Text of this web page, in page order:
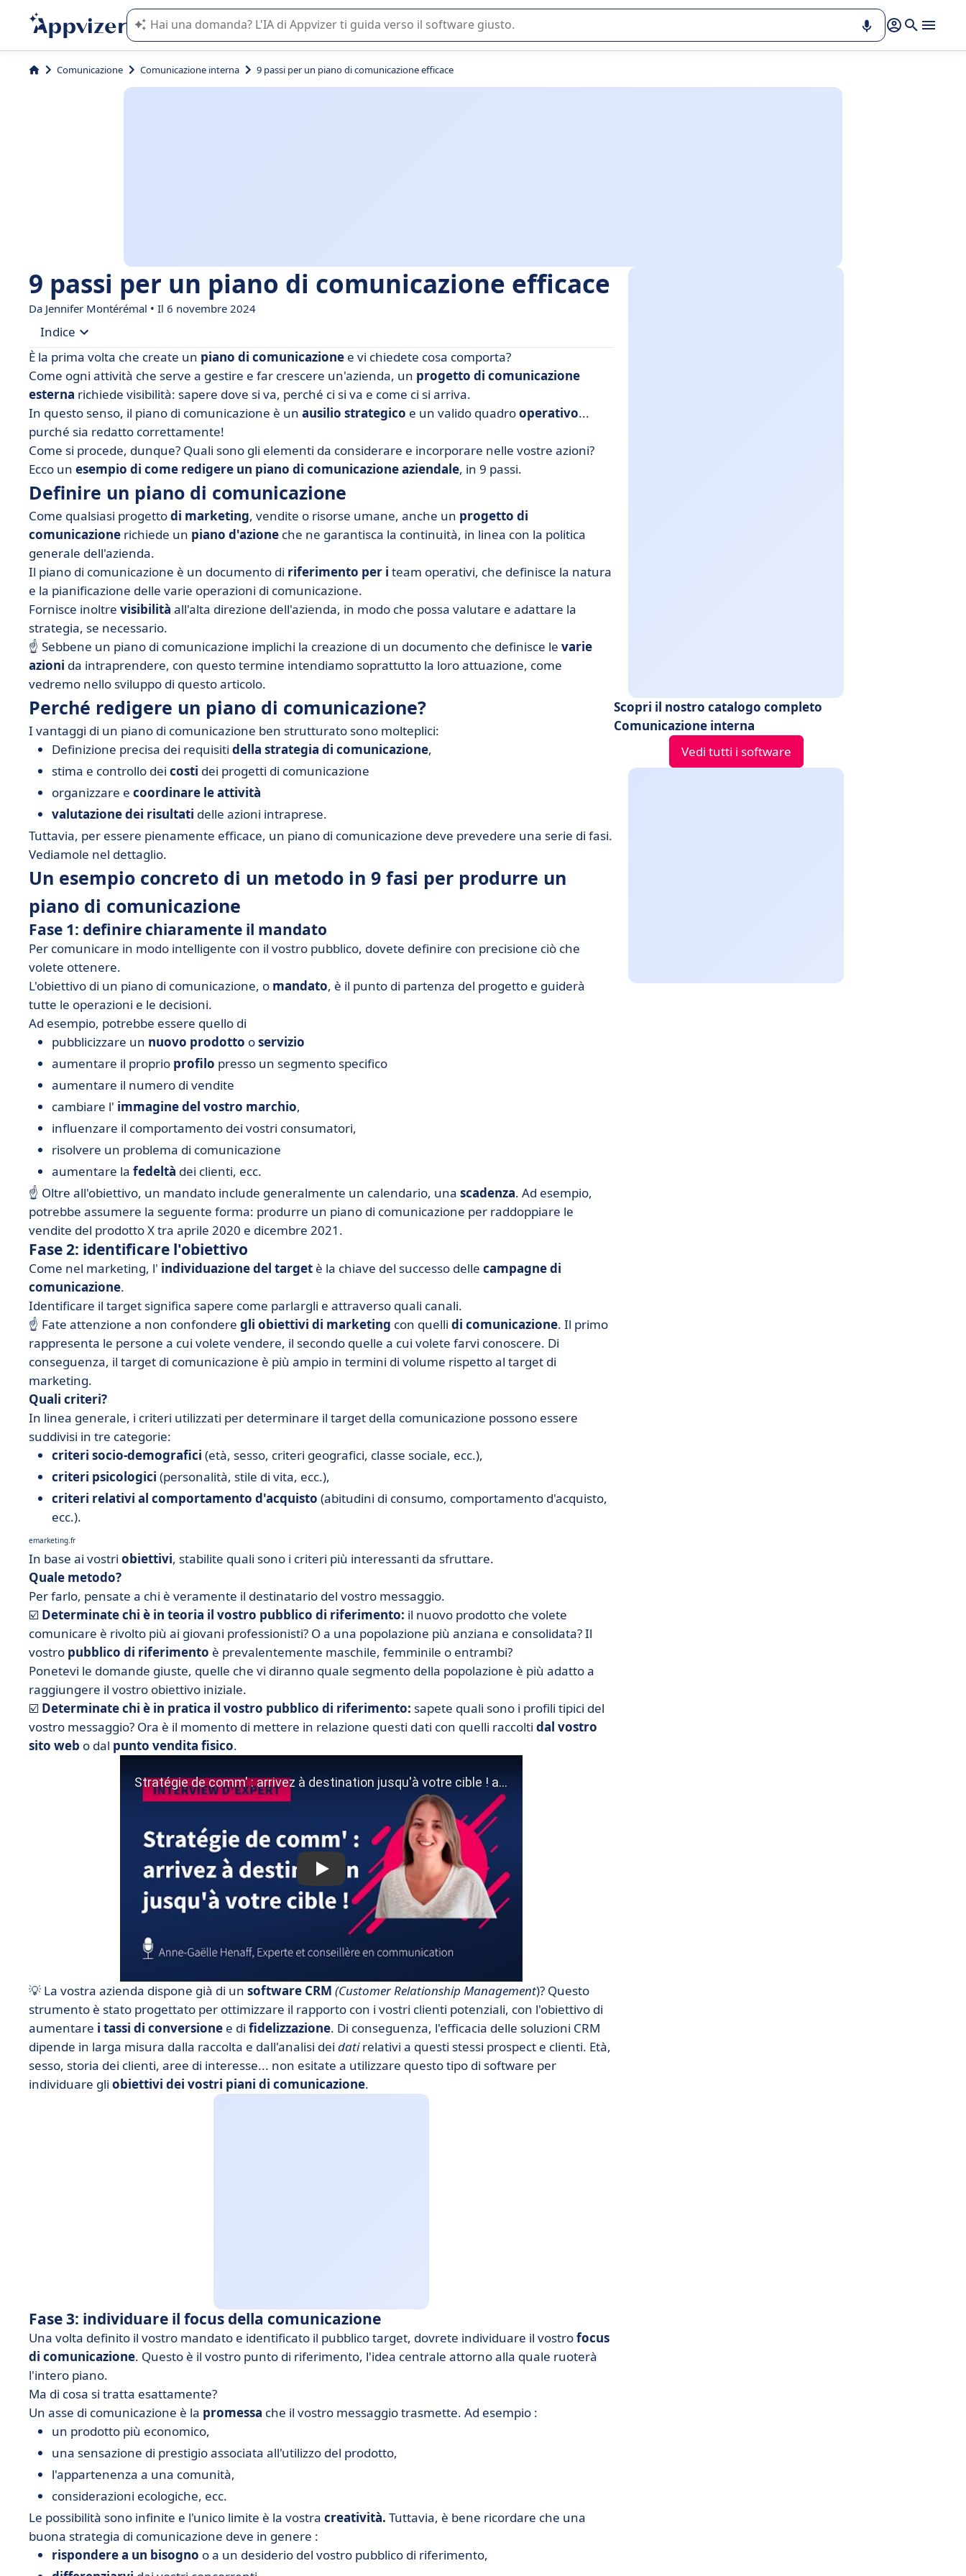
L'IA di Appvizer vi guida nell'utilizzo o nella scelta di un software SaaS per la vostra azienda.
Comunicazione Comunicazione interna 9 passi per un piano di comunicazione efficace
9 passi per un piano di comunicazione efficace
Da Jennifer Montérémal • Il 6 novembre 2024
Indice
• Definire un piano di comunicazione
• Perché redigere un piano di comunicazione?
• Un esempio concreto di un metodo in 9 fasi per produrre un piano di comunicazione
• Nessun piano di comunicazione... senza un piano di comunicazione interna
È la prima volta che create un piano di comunicazione e vi chiedete cosa comporta?
Come ogni attività che serve a gestire e far crescere un'azienda, un progetto di comunicazione
esterna richiede visibilità: sapere dove si va, perché ci si va e come ci si arriva.
In questo senso, il piano di comunicazione è un ausilio strategico e un valido quadrooperativo...
purché sia redatto correttamente!
Come si procede, dunque? Quali sono gli elementi da considerare e incorporare nelle vostre azioni?
Ecco un esempio di come redigere un piano di comunicazione aziendale, in 9 passi.
Definire un piano di comunicazione
Come qualsiasi progettodi marketing, vendite o risorse umane, anche un progetto di
comunicazione richiede un piano d'azione che ne garantisca la continuità, in linea con la politica
generale dell'azienda.
Il piano di comunicazione è un documento di riferimento per i team operativi, che definisce la natura
e la pianificazione delle varie operazioni di comunicazione.
Fornisce inoltre visibilità all'alta direzione dell'azienda, in modo che possa valutare e adattare la
strategia, se necessario.
☝️ Sebbene un piano di comunicazione implichi la creazione di un documento che definisce le varie
azioni da intraprendere, con questo termine intendiamo soprattutto la loro attuazione, come
vedremo nello sviluppo di questo articolo.
Perché redigere un piano di comunicazione?
I vantaggi di un piano di comunicazione ben strutturato sono molteplici:
Definizione precisa dei requisiti della strategia di comunicazione,
stima e controllo dei costi dei progetti di comunicazione
organizzare e coordinare le attività
valutazione dei risultati delle azioni intraprese.
Tuttavia, per essere pienamente efficace, un piano di comunicazione deve prevedere una serie di fasi.
Vediamole nel dettaglio.
Un esempio concreto di un metodo in 9 fasi per produrre un
piano di comunicazione
Fase 1: definire chiaramente il mandato
Per comunicare in modo intelligente con il vostro pubblico, dovete definire con precisione ciò che
volete ottenere.
L'obiettivo di un piano di comunicazione, o mandato, è il punto di partenza del progetto e guiderà
tutte le operazioni e le decisioni.
Ad esempio, potrebbe essere quello di
pubblicizzare un nuovo prodotto oservizio
aumentare il proprio profilo presso un segmento specifico
aumentare il numero di vendite
cambiare l' immagine del vostro marchio,
influenzare il comportamento dei vostri consumatori,
risolvere un problema di comunicazione
aumentare la fedeltà dei clienti, ecc.
☝️ Oltre all'obiettivo, un mandato include generalmente un calendario, una scadenza. Ad esempio,
potrebbe assumere la seguente forma: produrre un piano di comunicazione per raddoppiare le
vendite del prodotto X tra aprile 2020 e dicembre 2021.
Fase 2: identificare l'obiettivo
Come nel marketing, l' individuazione del target è la chiave del successo delle campagne di
comunicazione.
Identificare il target significa sapere come parlargli e attraverso quali canali.
☝️ Fate attenzione a non confondere gli obiettivi di marketing con quelli di comunicazione. Il primo
rappresenta le persone a cui volete vendere, il secondo quelle a cui volete farvi conoscere. Di
conseguenza, il target di comunicazione è più ampio in termini di volume rispetto al target di
marketing.
Quali criteri?
In linea generale, i criteri utilizzati per determinare il target della comunicazione possono essere
suddivisi in tre categorie:
criteri socio-demografici (età, sesso, criteri geografici, classe sociale, ecc.),
criteri psicologici (personalità, stile di vita, ecc.),
criteri relativi al comportamento d'acquisto (abitudini di consumo, comportamento d'acquisto,
ecc.).
emarketing.fr
In base ai vostri obiettivi, stabilite quali sono i criteri più interessanti da sfruttare.
Quale metodo?
Per farlo, pensate a chi è veramente il destinatario del vostro messaggio.
☑️ Determinate chi è in teoria il vostro pubblico di riferimento: il nuovo prodotto che volete
comunicare è rivolto più ai giovani professionisti? O a una popolazione più anziana e consolidata? Il
vostro pubblico di riferimento è prevalentemente maschile, femminile o entrambi?
Ponetevi le domande giuste, quelle che vi diranno quale segmento della popolazione è più adatto a
raggiungere il vostro obiettivo iniziale.
☑️ Determinate chi è in pratica il vostro pubblico di riferimento: sapete quali sono i profili tipici del
vostro messaggio? Ora è il momento di mettere in relazione questi dati con quelli raccolti dal vostro
sito web o dal punto vendita fisico.
💡 La vostra azienda dispone già di un software CRM (Customer Relationship Management)? Questo
strumento è stato progettato per ottimizzare il rapporto con i vostri clienti potenziali, con l'obiettivo di
aumentare i tassi di conversione e di fidelizzazione. Di conseguenza, l'efficacia delle soluzioni CRM
dipende in larga misura dalla raccolta e dall'analisi dei datirelativi a questi stessi prospect e clienti. Età,
sesso, storia dei clienti, aree di interesse... non esitate a utilizzare questo tipo di software per
individuare gli obiettivi dei vostri piani di comunicazione.
Fase 3: individuare il focus della comunicazione
Una volta definito il vostro mandato e identificato il pubblico target, dovrete individuare il vostrofocus
di comunicazione. Questo è il vostro punto di riferimento, l'idea centrale attorno alla quale ruoterà
l'intero piano.
Ma di cosa si tratta esattamente?
Un asse di comunicazione è la promessa che il vostro messaggio trasmette. Ad esempio :
un prodotto più economico,
una sensazione di prestigio associata all'utilizzo del prodotto,
l'appartenenza a una comunità,
considerazioni ecologiche, ecc.
Le possibilità sono infinite e l'unico limite è la vostra creatività. Tuttavia, è bene ricordare che una
buona strategia di comunicazione deve in genere :
rispondere a un bisogno o a un desiderio del vostro pubblico di riferimento,
Scopri il nostro catalogo completo
Comunicazione interna
Vedi tutti i software